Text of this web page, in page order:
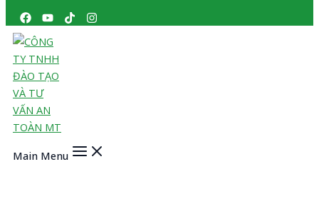
Main Menu